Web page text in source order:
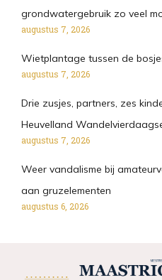
grondwatergebruik zo veel
augustus 7, 2026
Wietplantage tussen de
augustus 7, 2026
Drie zusjes, partners, zes
Heuvelland
augustus 7, 2026
Weer vandalisme bij
aan gruzelementen
augustus 6, 2026